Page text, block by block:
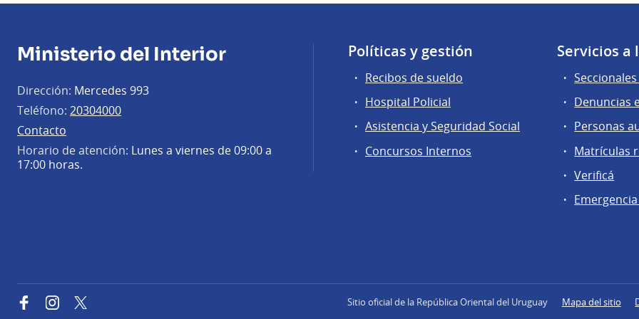
Ministerio del Interior
Dirección: Mercedes 993
Teléfono: 20304000
Contacto
Horario de atención: Lunes a viernes de 09:00 a
17:00 horas.
Políticas y gestión
Recibos de sueldo
Hospital Policial
Asistencia y Seguridad Social
Concursos Internos
Servicios a
Denuncias
Personas
Matrículas
Verificá
FacebookInstagram Sitio oficial de la República Oriental del Uruguay Mapa del sitio